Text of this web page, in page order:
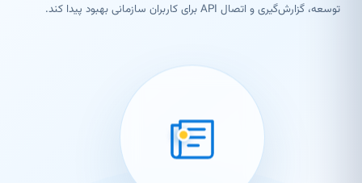
توسعه، گزارش‌گیری و اتصال API برای کاربران سازمانی بهبود پیدا کند.